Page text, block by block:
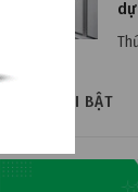
VIDEO NỔI BẬT